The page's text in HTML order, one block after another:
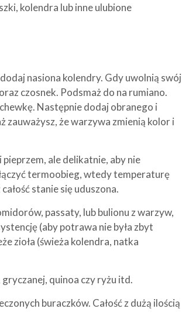
kolendra lub inne ulubione
nasiona kolendry. Gdy uwolnią swój
czosnek. Podsmaż do na rumiano.
Następnie dodaj obranego i
zauważysz, że warzywa zmienią kolor i
ale delikatnie, aby nie
termoobieg, wtedy temperaturę
stanie się uduszona.
passaty, lub bulionu z warzyw,
(aby potrawa nie była zbyt
zioła (świeża kolendra, natka
quinoa czy ryżu itd.
buraczków. Całość z dużą ilością